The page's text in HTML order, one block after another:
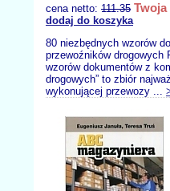
cena netto: 111.35 Twoja
dodaj do koszyka
80 niezbędnych wzorów
przewoźników drogowych
wzorów dokumentów z
drogowych” to zbiór
wykonującej przewozy ...